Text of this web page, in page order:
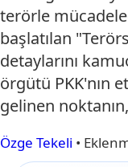
terörle
başlatılan
detaylarını
örgütü PKK'nın
gelinen
Özge Tekeli •